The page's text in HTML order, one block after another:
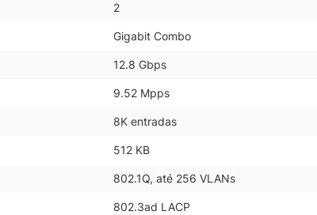
2
Gigabit Combo
12.8 Gbps
9.52 Mpps
8K entradas
512 KB
802.1Q, até 256 VLANs
802.3ad LACP